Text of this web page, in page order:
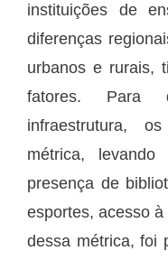
instituições de
diferenças
urbanos e rurais,
fatores. Para
infraestrutura,
métrica,
presença de
esportes, acesso
dessa métrica, foi